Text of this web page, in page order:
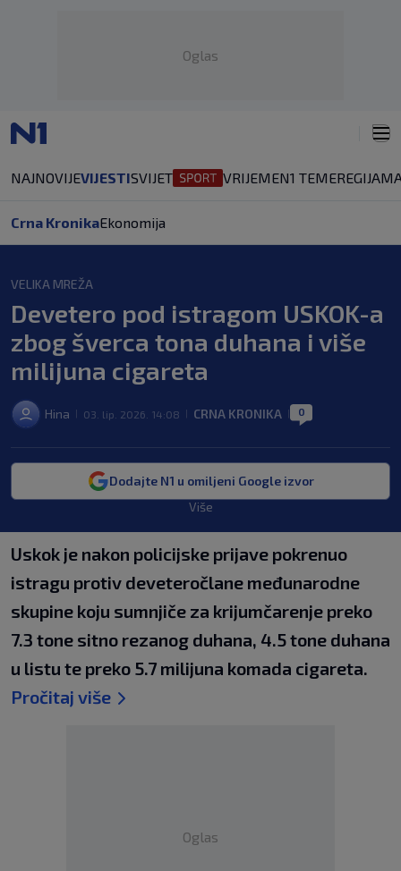
Oglas
NAJNOVIJEVIJESTISVIJET VRIJEMEN1 TEMEREGIJA
Crna KronikaEkonomija
VELIKA MREŽA
Devetero pod istragom USKOK-a
zbog šverca tona duhana i više
milijuna cigareta
Hina 03. lip. 2026. 14:08 CRNA KRONIKA 0
Dodajte N1 u omiljeni Google izvor
Više
Uskok je nakon policijske prijave pokrenuo
istragu protiv deveteročlane međunarodne
skupine koju sumnjiče za krijumčarenje preko
7.3 tone sitno rezanog duhana, 4.5 tone duhana
u listu te preko 5.7 milijuna komada cigareta.
Pročitaj više
Oglas